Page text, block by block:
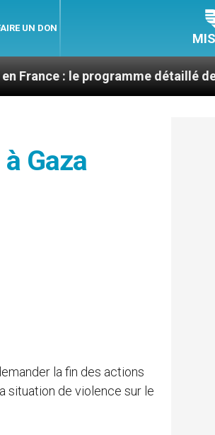
UN DON
programme détaillé de sa visite
Gaza
la fin des actions
situation de violence sur le